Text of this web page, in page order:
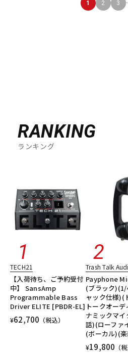
1 2 3
RANKING
ランキング
TECH21
【入荷待ち、ご予約受付
中】 SansAmp
Programmable Bass
Driver ELITE [PBDR-EL]
¥62,700 （税込）
Trash Talk
Payphone
(ブラック)(1/
ャック仕様)(
トークオー
ナミックマ
話)(ローファ
(ボーカル)(
¥19,800 （